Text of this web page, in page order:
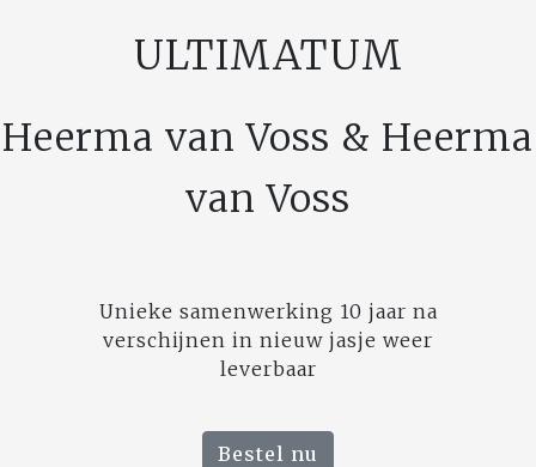
ULTIMATUM
Heerma van Voss & Heerma
van Voss
Unieke samenwerking 10 jaar na
verschijnen in nieuw jasje weer
leverbaar
Bestel nu